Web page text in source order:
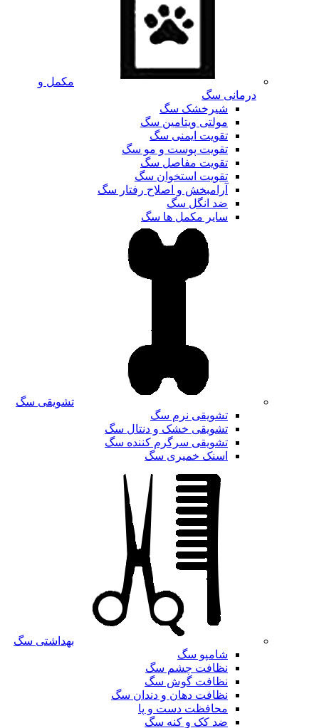
مکمل و
درمانی سگ
شیرخشک سگ
مولتی ویتامین سگ
تقویت ایمنی سگ
تقویت پوست و مو سگ
تقویت مفاصل سگ
تقویت استخوان سگ
آرامبخش و اصلاح رفتار سگ
ضد انگل سگ
سایر مکمل ها سگ
تشویقی سگ
تشویقی نرم سگ
تشویقی خشک و دنتال سگ
تشویقی سرگرم کننده سگ
اسنک خمیری سگ
بهداشتی سگ
شامپو سگ
نظافت چشم سگ
نظافت گوش سگ
نظافت دهان و دندان سگ
محافظت دست و پا
ضد کک و کنه سگ